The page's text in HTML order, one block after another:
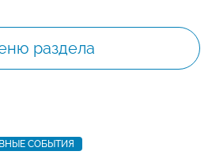
раздела
СОБЫТИЯ